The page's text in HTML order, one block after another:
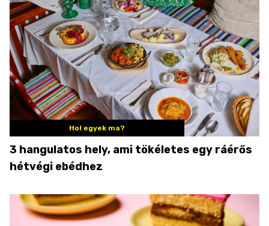
Hol egyek ma?
3 hangulatos hely, ami tökéletes egy ráérős
hétvégi ebédhez